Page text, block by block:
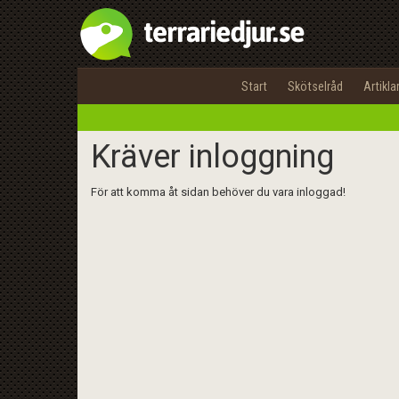
Start Skötselråd Artiklar
Kräver inloggning
För att komma åt sidan behöver du vara inloggad!